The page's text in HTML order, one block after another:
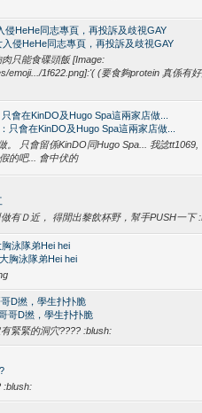
侵HeHe同志專頁，再投訴及歧視GAY
侵HeHe同志專頁，再投訴及歧視GAY
只能食碟頭飯 [Image:
emoji.../1f622.png]:'( (要食夠protein 真係有
會在KinDO及Hugo Spa這兩家店做...
只會在KinDO及Hugo Spa這兩家店做...
。 只會留係KinDO同Hugo Spa... 我諗tt1069,
的吧... 會中伏的
有Ｄ近， 得閒出黎飲杯野，幫手PUSH一下
泳隊弟Hei hei
胸泳隊弟Hei hei
D撚，學生扑扑脆
哥D撚，學生扑扑脆
緊緊的洞穴???? :blush:
:blush: